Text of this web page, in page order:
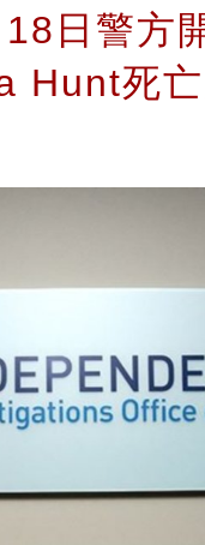
日警方
Hunt死